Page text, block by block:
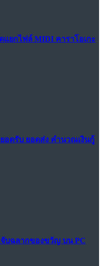
แยกไฟล์ MIDI คาราโอเกะ
อดรับ ยอดส่ง คำนวณเงินกู้
จับฉลากของขวัญ บน PC